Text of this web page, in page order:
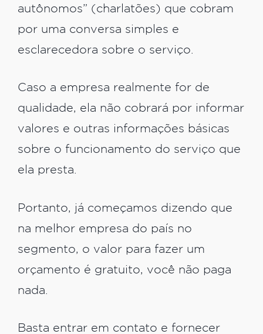
autônomos” (charlatões) que cobram
por uma conversa simples e
esclarecedora sobre o serviço.
Caso a empresa realmente for de
qualidade, ela não cobrará por informar
valores e outras informações básicas
sobre o funcionamento do serviço que
ela presta.
Portanto, já começamos dizendo que
na melhor empresa do país no
segmento, o valor para fazer um
orçamento é gratuito, você não paga
nada.
Basta entrar em contato e fornecer